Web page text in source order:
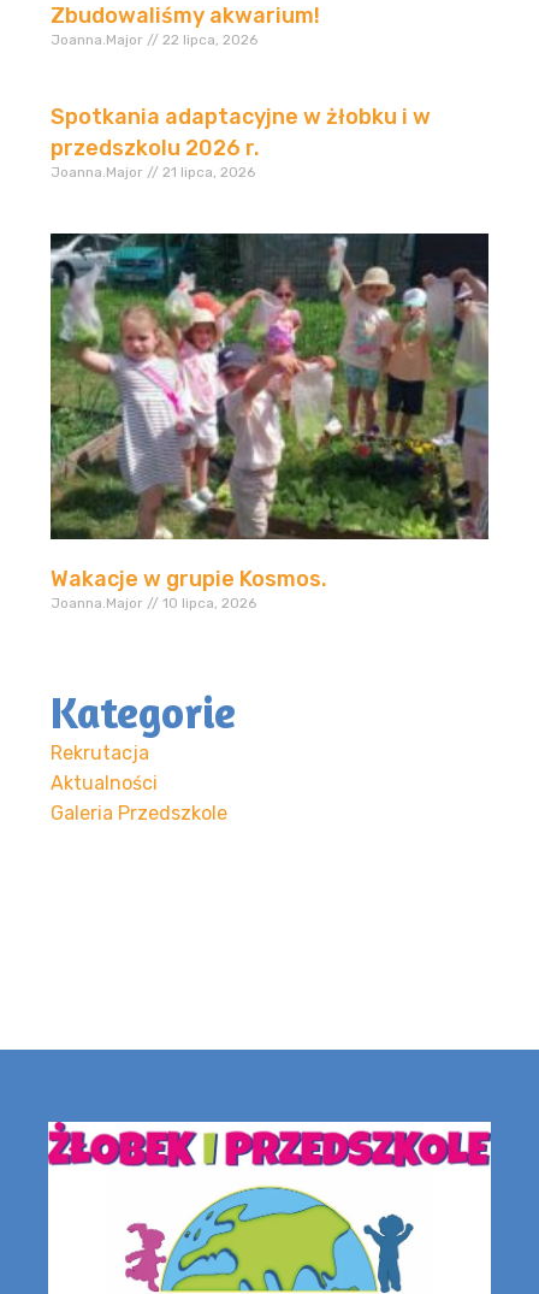
Zbudowaliśmy akwarium!
Joanna.Major 22 lipca, 2026
Spotkania adaptacyjne w żłobku i w
przedszkolu 2026 r.
Joanna.Major 21 lipca, 2026
Wakacje w grupie Kosmos.
Joanna.Major 10 lipca, 2026
Kategorie
Rekrutacja
Aktualności
Galeria Przedszkole